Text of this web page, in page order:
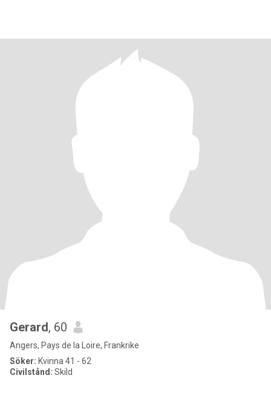
Gerard, 60
Angers, Pays de la Loire, Frankrike
Söker: Kvinna 41 - 62
Civilstånd: Skild